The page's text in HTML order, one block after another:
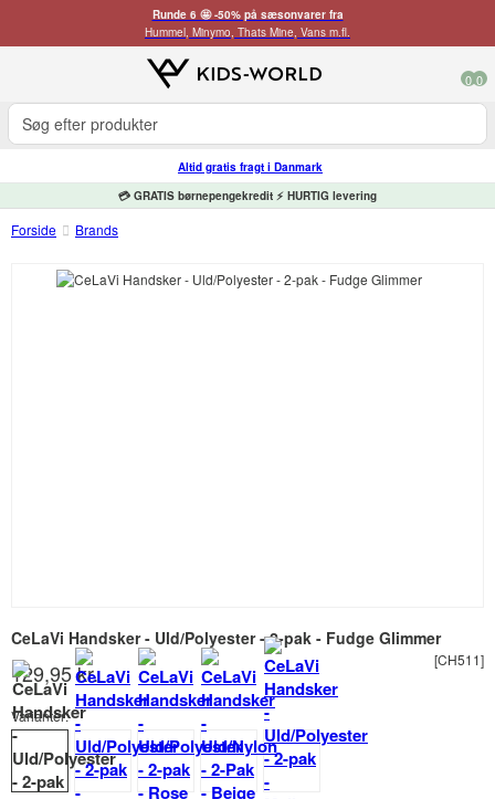
Runde 6 🤩 -50% på sæsonvarer fra
Hummel, Minymo, Thats Mine, Vans m.fl.
0 0
Altid gratis fragt i Danmark
💳 GRATIS børnepengekredit ⚡ HURTIG levering
Forside Brands
CeLaVi Handsker - Uld/Polyester - 2-pak - Fudge Glimmer
[CH511]
129,95 kr.
Varianter: